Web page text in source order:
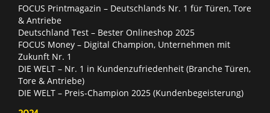
FOCUS Printmagazin – Deutschlands Nr. 1 für Türen, Tore
& Antriebe
Deutschland Test – Bester Onlineshop 2025
FOCUS Money – Digital Champion, Unternehmen mit
Zukunft Nr. 1
DIE WELT – Nr. 1 in Kundenzufriedenheit (Branche Türen,
Tore & Antriebe)
DIE WELT – Preis-Champion 2025 (Kundenbegeisterung)